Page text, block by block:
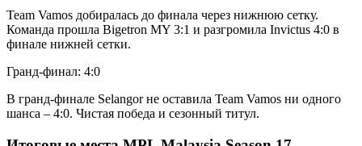
Team Vamos добиралась до финала через нижнюю сетку.
Команда прошла Bigetron MY 3:1 и разгромила Invictus 4:0 в
финале нижней сетки.
Гранд-финал: 4:0
В гранд-финале Selangor не оставила Team Vamos ни одного
шанса – 4:0. Чистая победа и сезонный титул.